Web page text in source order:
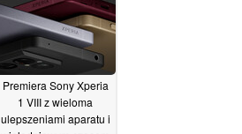
Premiera Sony Xperia
1 VIII z wieloma
ulepszeniami aparatu i